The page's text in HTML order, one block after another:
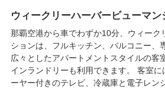
ウィークリーハーバービューマン
那覇空港から車でわずか10分、ウィーク
ションは、フルキッチン、バルコニー、
広々としたアパートメントスタイルの客
インランドリーも利用できます。 客室
ーヤー付きのテレビ、冷蔵庫と電子レン